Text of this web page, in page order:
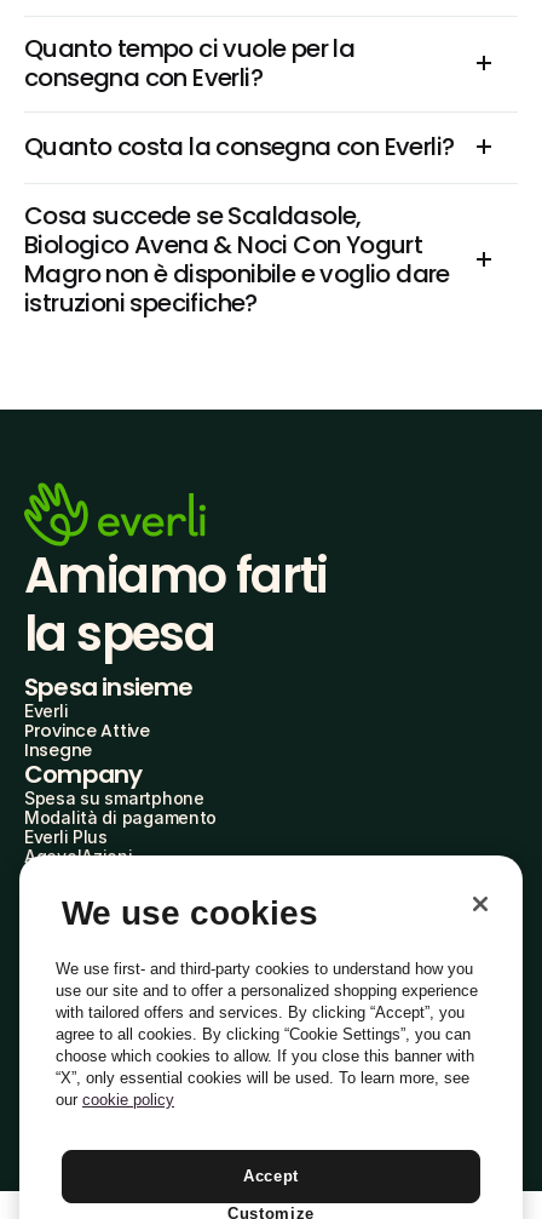
Quanto tempo ci vuole per la
consegna con Everli?
Quanto costa la consegna con Everli?
Cosa succede se Scaldasole,
Biologico Avena & Noci Con Yogurt
Magro non è disponibile e voglio dare
istruzioni specifiche?
Amiamo farti
la spesa
Spesa insieme
Everli
Province Attive
Insegne
Company
Spesa su smartphone
Modalità di pagamento
Everli Plus
AgevolAzioni
Everli Shoppers
Scopri chi siamo
Domande frequenti
Lavora con noi
Diventa Shopper
Investitori
PrivacyCookiePreferenze Cookie
Termini e Condizioni
Italiano
We use cookies
We use first- and third-party cookies to understand how you
use our site and to offer a personalized shopping experience
with tailored offers and services. By clicking “Accept”, you
agree to all cookies. By clicking “Cookie Settings”, you can
choose which cookies to allow. If you close this banner with
“X”, only essential cookies will be used. To learn more, see
our cookie policy
Accept
Customize